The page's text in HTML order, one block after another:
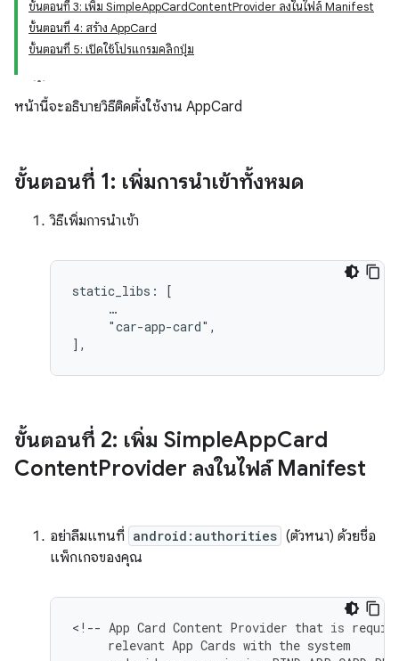
ขั้นตอนที่ 3: เพิ่ม SimpleAppCardContentProvider ลงในไฟล์ Manifest
ขั้นตอนที่ 4: สร้าง AppCard
ขั้นตอนที่ 5: เปิดใช้โปรแกรมคลิกปุ่ม
หน้านี้จะอธิบายวิธีติดตั้งใช้งาน AppCard
ขั้นตอนที่ 1: เพิ่มการนำเข้าทั้งหมด
วิธีเพิ่มการนำเข้า
static_libs: [
     …
     "car-app-card",
ขั้นตอนที่ 2: เพิ่ม SimpleAppCard
ContentProvider ลงในไฟล์ Manifest
อย่าลืมแทนที่ android:authorities (ตัวหนา) ด้วยชื่อ
แพ็กเกจของคุณ
< !-- App Card Content Provider that is
relevant App Cards with the system